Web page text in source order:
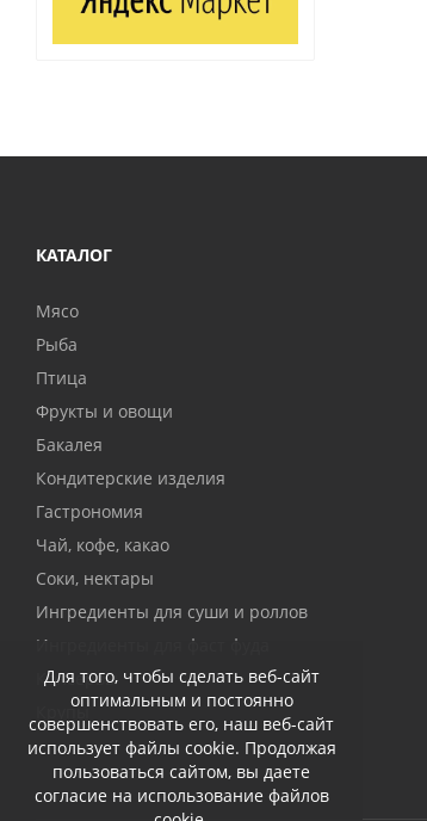
Для того, чтобы сделать веб-сайт
оптимальным и постоянно
совершенствовать его, наш веб-сайт
использует файлы cookie. Продолжая
пользоваться сайтом, вы даете
согласие на использование файлов
КАТАЛОГ
Мясо
Рыба
Птица
Фрукты и овощи
Бакалея
Кондитерские изделия
Гастрономия
Чай, кофе, какао
Соки, нектары
Ингредиенты для суши и роллов
Ингредиенты для фаст фуда
Консервы
Крупы